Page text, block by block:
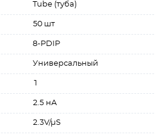
Tube (туба)
50 шт
8-PDIP
Универсальный
1
2.5 нА
2.3V/µS